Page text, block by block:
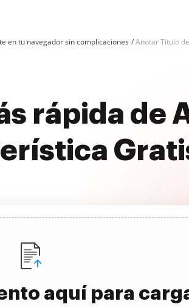
en tu navegador sin complicaciones Anotar Título
rápida de
aquí para